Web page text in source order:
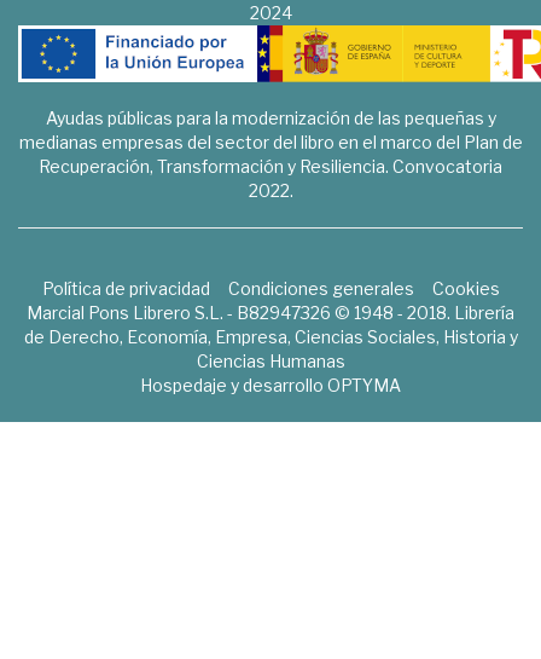
2024
Ayudas públicas para la modernización de las pequeñas y
medianas empresas del sector del libro en el marco del Plan de
Recuperación, Transformación y Resiliencia. Convocatoria
2022.
Política de privacidad Condiciones generales
Cookies
Marcial Pons Librero S.L. - B82947326 © 1948 - 2018. Librería
de Derecho, Economía, Empresa, Ciencias Sociales, Historia y
Ciencias Humanas
Hospedaje y desarrollo OPTYMA